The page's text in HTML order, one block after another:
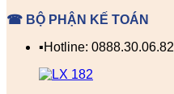
☎ BỘ PHẬN KẾ TOÁN
▪️Hotline: 0888.30.06.82